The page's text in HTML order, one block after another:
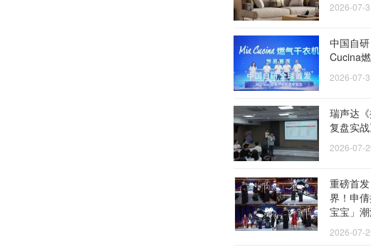
2026-07-
中国自
Cucina
2026-07-
瑞声达
复盘实
2026-07-
重磅首
界！申
宝宝」
2026-07-